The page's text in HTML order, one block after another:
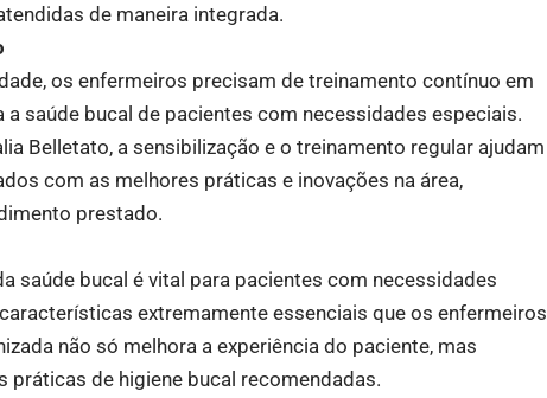
de maneira integrada.
os enfermeiros precisam de treinamento contínuo em
saúde bucal de pacientes com necessidades especiais.
Belletato, a sensibilização e o treinamento regular ajudam
com as melhores práticas e inovações na área,
prestado.
saúde bucal é vital para pacientes com necessidades
extremamente essenciais que os enfermeiros
não só melhora a experiência do paciente, mas
de higiene bucal recomendadas.